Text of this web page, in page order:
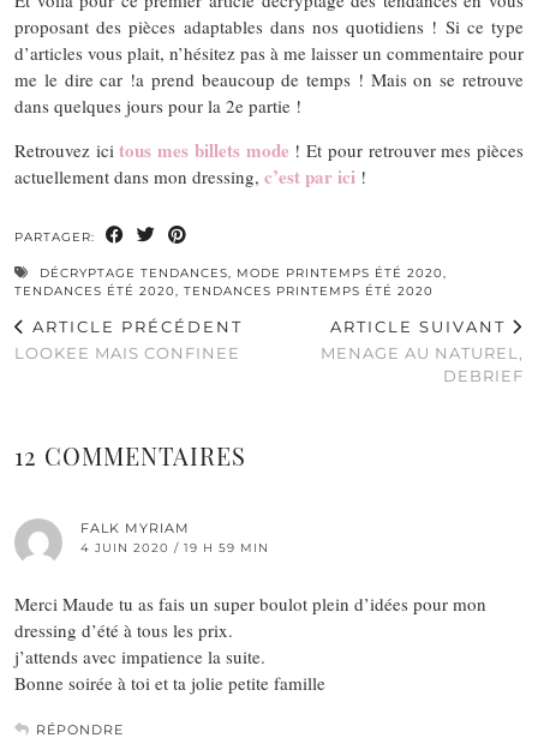
proposant des pièces adaptables dans nos quotidiens ! Si ce type
d’articles vous plait, n’hésitez pas à me laisser un commentaire pour
me le dire car !a prend beaucoup de temps ! Mais on se retrouve
dans quelques jours pour la 2e partie !
Retrouvez icitous mes billets mode ! Et pour retrouver mes pièces
actuellement dans mon dressing, c’est par ici !
PARTAGER:
DÉCRYPTAGE TENDANCES, MODE PRINTEMPS ÉTÉ 2020,
TENDANCES ÉTÉ 2020, TENDANCES PRINTEMPS ÉTÉ 2020
ARTICLE PRÉCÉDENT
LOOKEE MAIS CONFINEE
ARTICLE SUIVANT
MENAGE AU NATUREL,
DEBRIEF
12 COMMENTAIRES
FALK MYRIAM
4 JUIN 2020 / 19 H 59 MIN
Merci Maude tu as fais un super boulot plein d’idées pour mon
dressing d’été à tous les prix.
j’attends avec impatience la suite.
Bonne soirée à toi et ta jolie petite famille
RÉPONDRE